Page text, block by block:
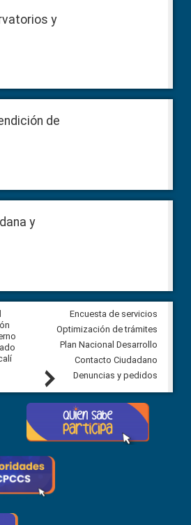
y
de
y
Veeduría para vigilar los
derivados de la Audiencia
comunidad Urbina, parroquia
Carolina
5 agosto, 2026
Next
Encuesta de servicios
Optimización de trámites
Plan Nacional Desarrollo
Contacto Ciudadano
Denuncias y pedidos